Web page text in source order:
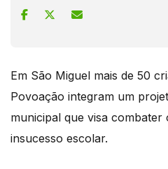
Em São Miguel mais de 50
Povoação integram um
municipal que visa combater
insucesso escolar.